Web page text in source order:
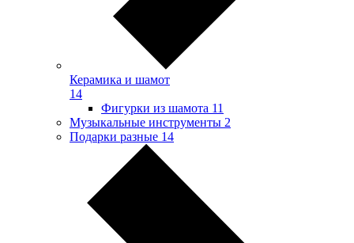
Керамика и шамот
14
Фигурки из шамота 11
Музыкальные инструменты 2
Подарки разные 14